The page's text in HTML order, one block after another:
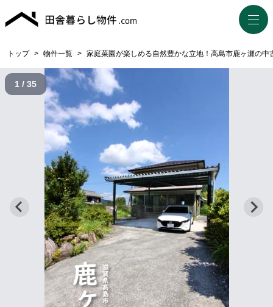
トップ > 物件一覧 > 家庭菜園が楽しめる自然豊かな立地！高島市鹿ヶ瀬の中
1 / 35